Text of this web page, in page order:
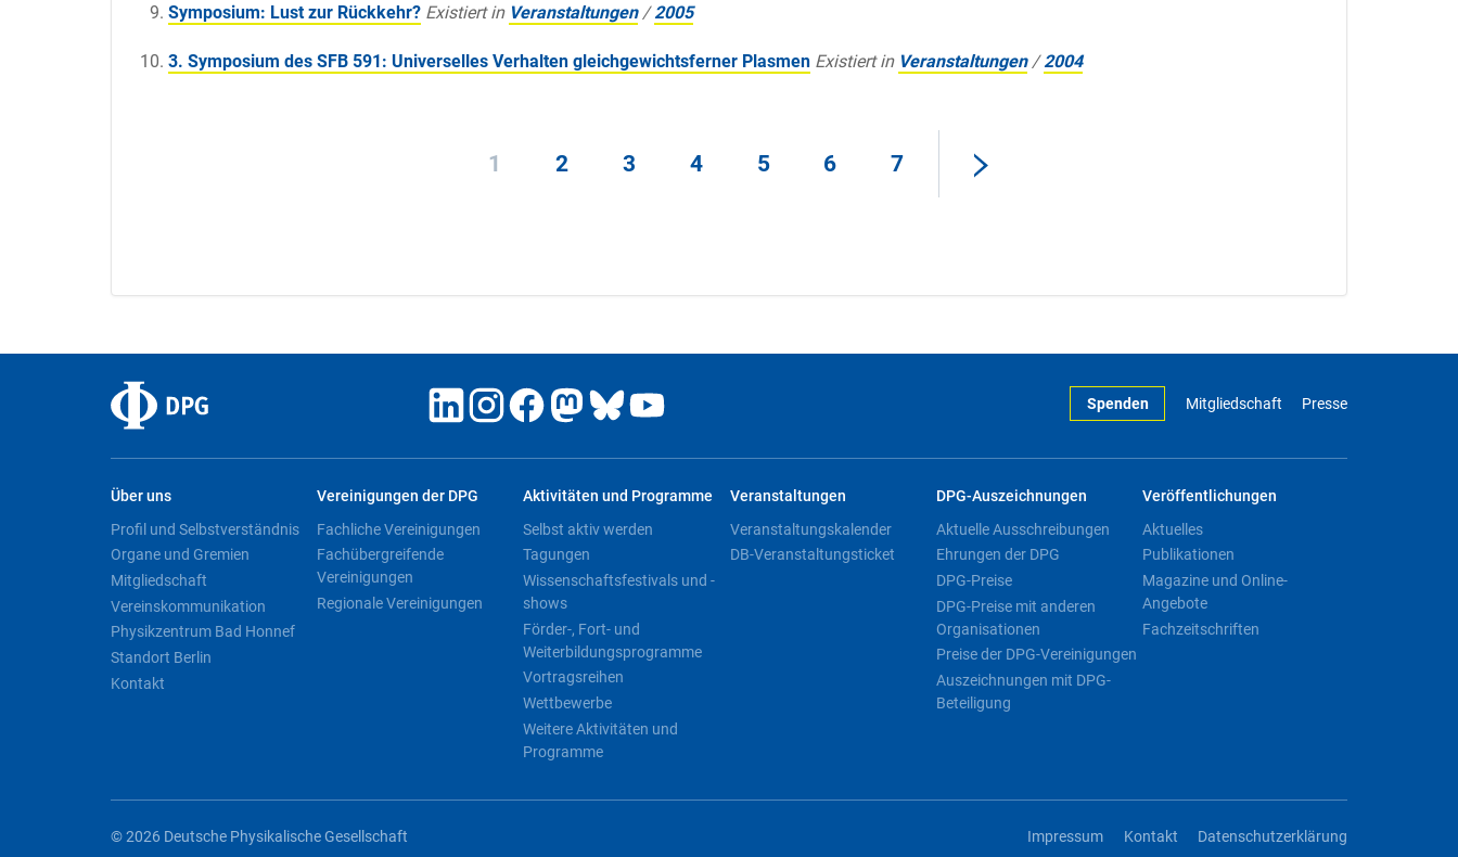
Symposium: Lust zur Rückkehr? Existiert in Veranstaltungen /2005
3. Symposium des SFB 591: Universelles Verhalten gleichgewichtsferner Plasmen Existiert in Veranstaltungen /2004
1 2 3 4 5 6 7
Spenden Mitgliedschaft Presse
Über uns
Profil und Selbstverständnis
Organe und Gremien
Mitgliedschaft
Vereinskommunikation
Physikzentrum Bad Honnef
Standort Berlin
Kontakt
Vereinigungen der DPG
Fachliche Vereinigungen
Fachübergreifende
Vereinigungen
Regionale Vereinigungen
Aktivitäten und Programme
Selbst aktiv werden
Tagungen
Wissenschaftsfestivals und -
shows
Förder-, Fort- und
Weiterbildungsprogramme
Vortragsreihen
Wettbewerbe
Weitere Aktivitäten und
Programme
Veranstaltungen
Veranstaltungskalender
DB-Veranstaltungsticket
DPG-Auszeichnungen
Aktuelle Ausschreibungen
Ehrungen der DPG
DPG-Preise
DPG-Preise mit anderen
Organisationen
Preise der DPG-Vereinigungen
Auszeichnungen mit DPG-
Beteiligung
Veröffentlichungen
Aktuelles
Publikationen
Magazine und Online-
Angebote
Fachzeitschriften
© 2026 Deutsche Physikalische Gesellschaft Impressum Kontakt Datenschutzerklärung